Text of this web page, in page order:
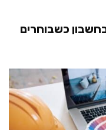
כשבוחרים